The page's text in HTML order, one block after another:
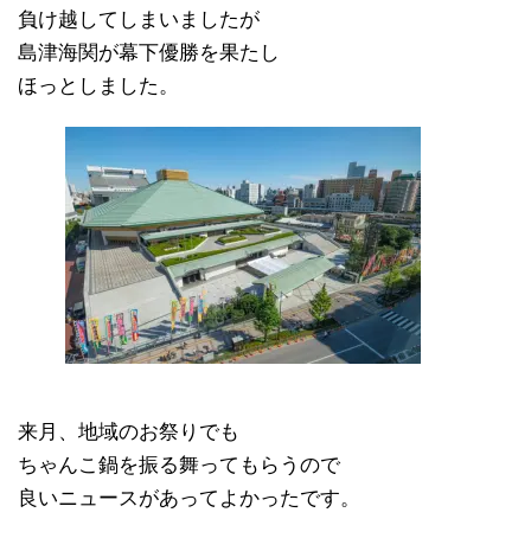
負け越してしまいましたが
島津海関が幕下優勝を果たし
ほっとしました。
来月、地域のお祭りでも
ちゃんこ鍋を振る舞ってもらうので
良いニュースがあってよかったです。